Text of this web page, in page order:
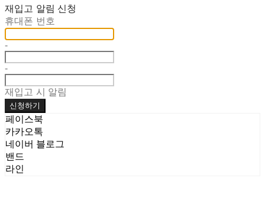
재입고 알림 신청
휴대폰 번호
-
-
재입고 시 알림
신청하기
페이스북
카카오톡
네이버 블로그
밴드
라인